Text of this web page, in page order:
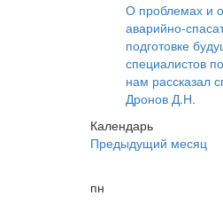
О проблемах и
аварийно-
подготовке
специалистов
нам рассказал
Дронов Д.Н.
Календарь
Предыдущий месяц
пн